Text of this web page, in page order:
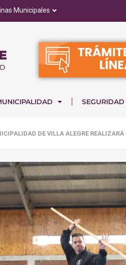
Municipales
SEGURIDAD
DE VILLA ALEGRE